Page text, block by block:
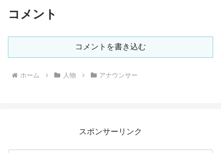
コメント
コメントを書き込む
ホーム 人物 アナウンサー
スポンサーリンク